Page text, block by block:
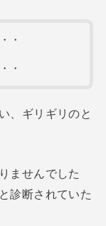
・
・
、ギリギリのと
ませんでした
診断されていた